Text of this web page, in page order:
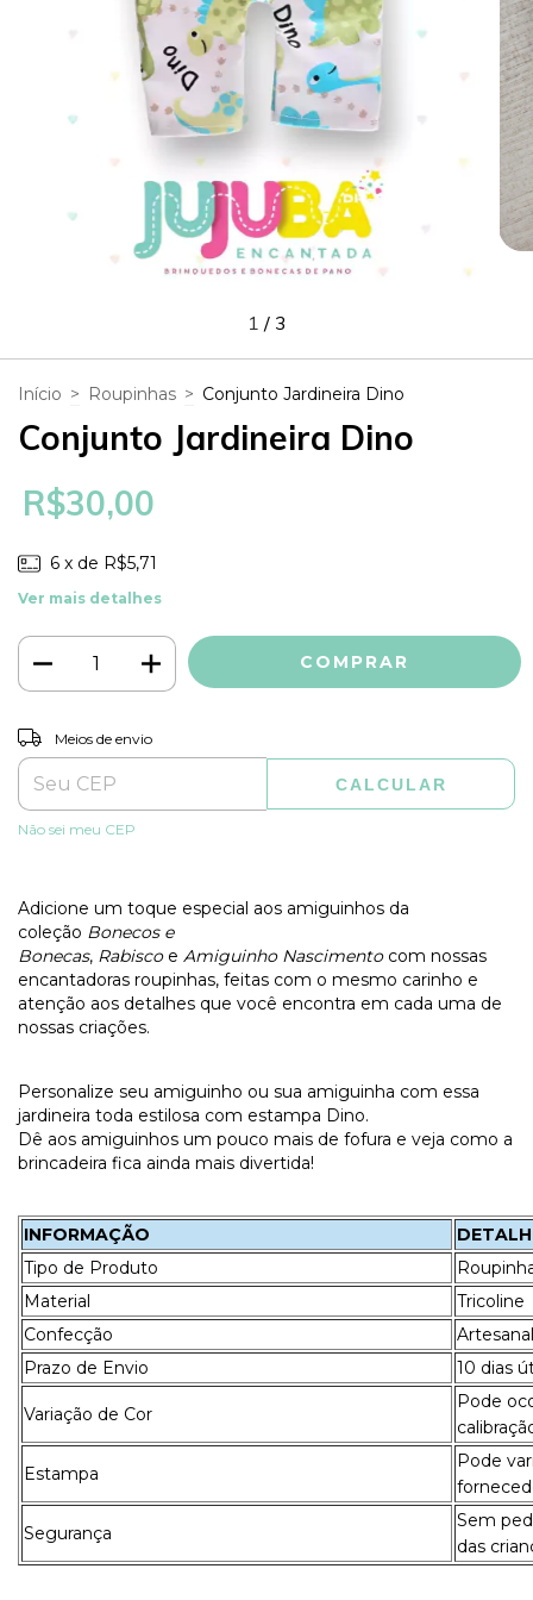
1 / 3
Início > Roupinhas > Conjunto Jardineira Dino
Conjunto Jardineira Dino
R$30,00
6 x de R$5,71
Ver mais detalhes
Entregas para o CEP:
Meios de envio
CALCULAR
Não sei meu CEP
Adicione um toque especial aos amiguinhos da
coleção Bonecos e
Bonecas, Rabiscoe Amiguinho Nascimentocom nossas
encantadoras roupinhas, feitas com o mesmo carinho e
atenção aos detalhes que você encontra em cada uma de
nossas criações.
Personalize seu amiguinho ou sua amiguinha com essa
jardineira toda estilosa com estampa Dino.
Dê aos amiguinhos um pouco mais de fofura e veja como a
brincadeira fica ainda mais divertida!
INFORMAÇÃO
Tipo de Produto
Material
Tricoline
Confecção
Prazo de Envio
10 dias
Variação de Cor
Pode
Estampa
Pode
Segurança
Sem
das